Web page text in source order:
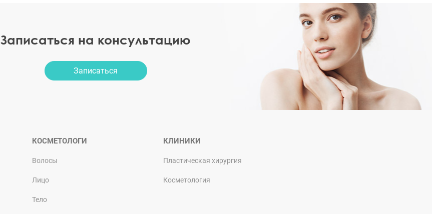
Записаться на консультацию
Записаться
КОСМЕТОЛОГИ
Волосы
Лицо
Тело
КЛИНИКИ
Пластическая хирургия
Косметология